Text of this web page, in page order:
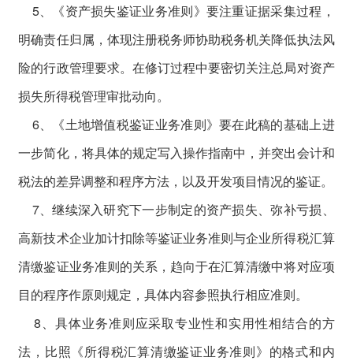
5、《资产损失鉴证业务准则》要注重证据采集过程，
明确责任归属，体现注册税务师协助税务机关降低执法风
险的行政管理要求。在修订过程中要密切关注总局对资产
损失所得税管理审批动向。
6、《土地增值税鉴证业务准则》要在此稿的基础上进
一步简化，将具体的规定写入操作指南中，并突出会计和
税法的差异调整和程序方法，以及开发项目情况的鉴证。
7、继续深入研究下一步制定的资产损失、弥补亏损、
高新技术企业加计扣除等鉴证业务准则与企业所得税汇算
清缴鉴证业务准则的关系，趋向于在汇算清缴中将对应项
目的程序作原则规定，具体内容参照执行相应准则。
8、具体业务准则应采取专业性和实用性相结合的方
法，比照《所得税汇算清缴鉴证业务准则》的格式和内